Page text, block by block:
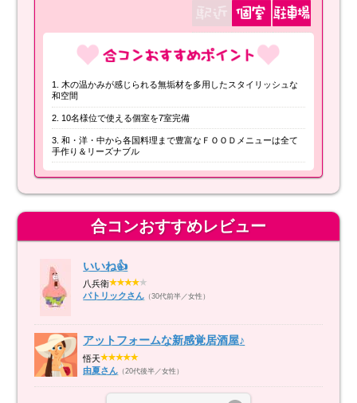
木の温かみが感じられる無垢材を多用したスタイリッシュな
和空間
10名様位で使える個室を7室完備
和・洋・中から各国料理まで豊富なＦＯＯＤメニューは全て
手作り＆リーズナブル
合コンおすすめレビュー
いいね👍
八兵衛
パトリックさん （30代前半／女性）
アットフォームな新感覚居酒屋♪
悟天
由夏さん （20代後半／女性）